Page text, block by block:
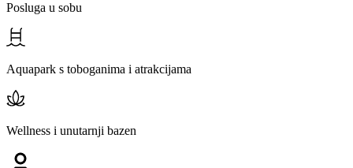
Posluga u sobu
Aquapark s toboganima i atrakcijama
Wellness i unutarnji bazen